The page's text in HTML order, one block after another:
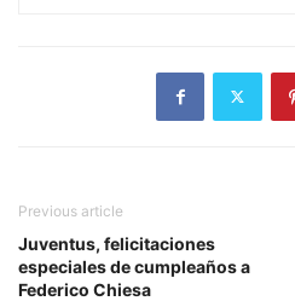
Previous article
Juventus, felicitaciones
especiales de cumpleaños a
Federico Chiesa